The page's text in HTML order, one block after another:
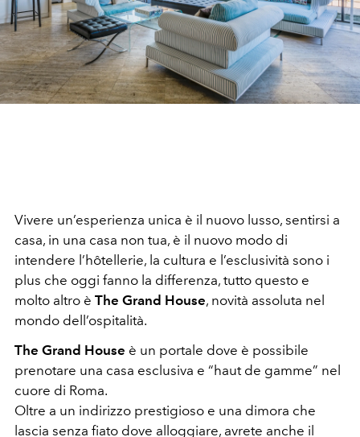
Vivere un’esperienza unica è il nuovo lusso, sentirsi a
casa, in una casa non tua, è il nuovo modo di
intendere l’hôtellerie, la cultura e l’esclusività sono i
plus che oggi fanno la differenza, tutto questo e
molto altro è The Grand House, novità assoluta nel
mondo dell’ospitalità.
The Grand House è un portale dove è possibile
prenotare una casa esclusiva e “haut de gamme” nel
cuore di Roma.
Oltre a un indirizzo prestigioso e una dimora che
lascia senza fiato dove alloggiare, avrete anche il